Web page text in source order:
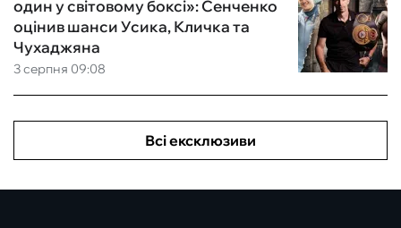
3 серпня 09:08
один у світовому боксі»: Сенченко
оцінив шанси Усика, Кличка та
Чухаджяна
Всі ексклюзиви